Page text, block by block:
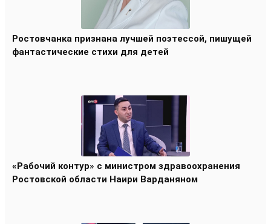
Ростовчанка признана лучшей поэтессой, пишущей
фантастические стихи для детей
«Рабочий контур» с министром здравоохранения
Ростовской области Наири Варданяном